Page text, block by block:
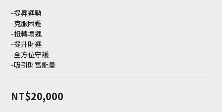
-提昇運勢
-克服困難
-扭轉壞運
-提升財運
-全方位守護
-吸引財富能量
NT$20,000